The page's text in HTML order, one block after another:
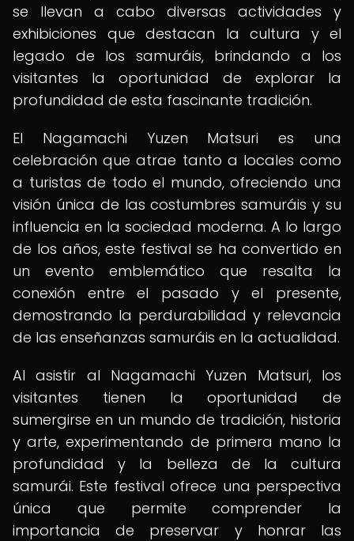
se llevan a cabo diversas actividades y
exhibiciones que destacan la cultura y el
legado de los samuráis, brindando a los
visitantes la oportunidad de explorar la
profundidad de esta fascinante tradición.
El Nagamachi Yuzen Matsuri es una
celebración que atrae tanto a locales como
a turistas de todo el mundo, ofreciendo una
visión única de las costumbres samuráis y su
influencia en la sociedad moderna. A lo largo
de los años, este festival se ha convertido en
un evento emblemático que resalta la
conexión entre el pasado y el presente,
demostrando la perdurabilidad y relevancia
de las enseñanzas samuráis en la actualidad.
Al asistir al Nagamachi Yuzen Matsuri, los
visitantes tienen la oportunidad de
sumergirse en un mundo de tradición, historia
y arte, experimentando de primera mano la
profundidad y la belleza de la cultura
samurái. Este festival ofrece una perspectiva
única que permite comprender la
importancia de preservar y honrar las